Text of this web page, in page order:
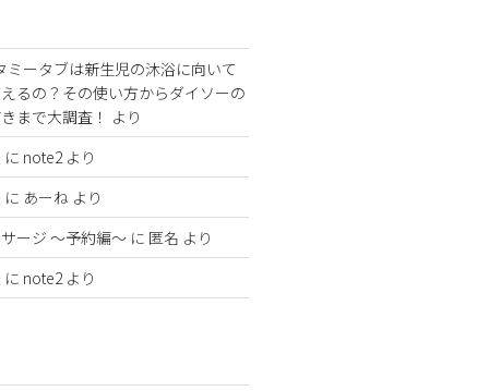
ミータブは新生児の沐浴に向いて
るの？その使い方からダイソーの
まで大調査！ より
に note2より
に あーねより
ージ 〜予約編〜に 匿名 より
に note2より